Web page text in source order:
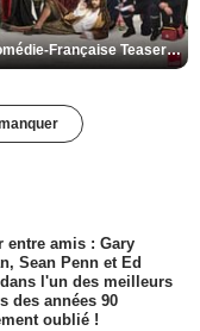
De la Comédie-Française Teaser VF
entre amis : Gary
Sean Penn et Ed
l'un des meilleurs
des années 90
oublié !